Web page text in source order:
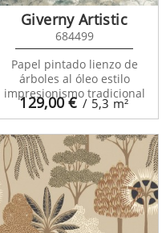
129,00€ / 5,3m²
Giverny Artistic
684499
Papel pintado lienzo de
árboles al óleo estilo
impresionismo tradicional